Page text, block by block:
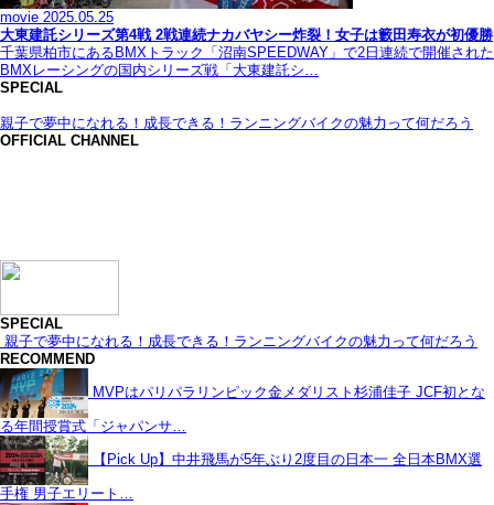
movie 2025.05.25
大東建託シリーズ第4戦 2戦連続ナカバヤシー炸裂！女子は籔田寿衣が初優勝
千葉県柏市にあるBMXトラック「沼南SPEEDWAY」で2日連続で開催された
BMXレーシングの国内シリーズ戦「大東建託シ…
SPECIAL
親子で夢中になれる！成長できる！ランニングバイクの魅力って何だろう
OFFICIAL CHANNEL
SPECIAL
親子で夢中になれる！成長できる！ランニングバイクの魅力って何だろう
RECOMMEND
MVPはパリパラリンピック金メダリスト杉浦佳子 JCF初とな
る年間授賞式「ジャパンサ…
【Pick Up】中井飛馬が5年ぶり2度目の日本一 全日本BMX選
手権 男子エリート…